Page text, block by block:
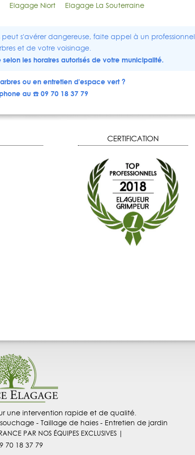
Elagage Niort Elagage La Souterraine
s'avérer dangereuse, faite appel à un professionnel
et de votre voisinage.
les horaires autorisés de votre municipalité.
ou en entretien d'espace vert ?
au ☎️ 09 70 18 37 79
CERTIFICATION
une intervention rapide et de qualité.
- Taillage de haies - Entretien de jardin
PAR NOS ÉQUIPES EXCLUSIVES |
70 18 37 79